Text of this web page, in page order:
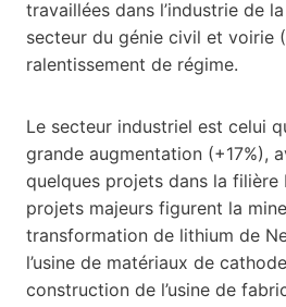
travaillées dans l’industrie de
secteur du génie civil et voirie
ralentissement de régime.
Le secteur industriel est celui
grande augmentation (+17%),
quelques projets dans la filière
projets majeurs figurent la
transformation de lithium de
l’usine de matériaux de
construction de l’usine de